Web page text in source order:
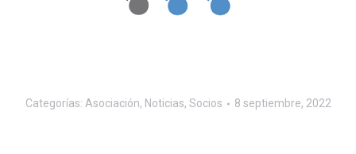
Categorías: Asociación, Noticias, Socios 8 septiembre, 2022